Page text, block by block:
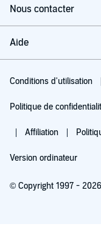
Nous contacter
Aide
Conditions d'utilisation
Politique de
Affiliation
Version ordinateur
© Copyright 1997 -